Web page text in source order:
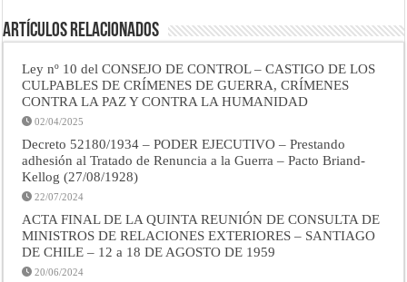
Artículos Relacionados
Ley nº 10 del CONSEJO DE CONTROL – CASTIGO DE LOS
CULPABLES DE CRÍMENES DE GUERRA, CRÍMENES
CONTRA LA PAZ Y CONTRA LA HUMANIDAD
02/04/2025
Decreto 52180/1934 – PODER EJECUTIVO – Prestando
adhesión al Tratado de Renuncia a la Guerra – Pacto Briand-
Kellog (27/08/1928)
22/07/2024
ACTA FINAL DE LA QUINTA REUNIÓN DE CONSULTA DE
MINISTROS DE RELACIONES EXTERIORES – SANTIAGO
DE CHILE – 12 a 18 DE AGOSTO DE 1959
20/06/2024